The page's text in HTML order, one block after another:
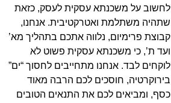
לחשוב על משכנתא עסקית לעסק, כזאת
שתהיה משתלמת ואטרקטיבית. אנחנו,
קבוצת פרימיום, נלווה אתכם בתהליך מא’
ועד ת’, כי משכנתא עסקית פשוט לא
לוקחים לבד. אנחנו מתחייבים לחסוך “ים”
בירוקרטיה, חוסכים לכם הרבה מאוד
כסף, ומביאים לכם את התנאים הטובים